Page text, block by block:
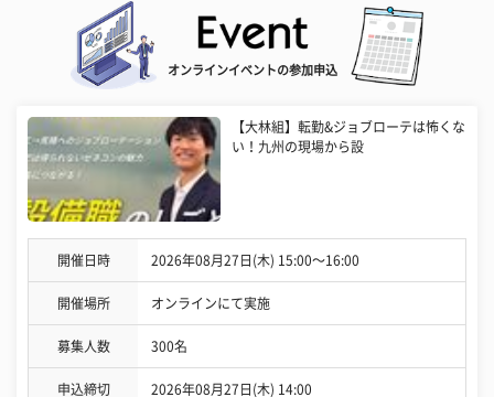
オンラインイベントの参加申込
【大林組】転勤&ジョブローテは怖くな
い！九州の現場から設
開催日時 2026年08月27日(木) 15:00〜16:00
開催場所 オンラインにて実施
募集人数 300名
申込締切 2026年08月27日(木) 14:00